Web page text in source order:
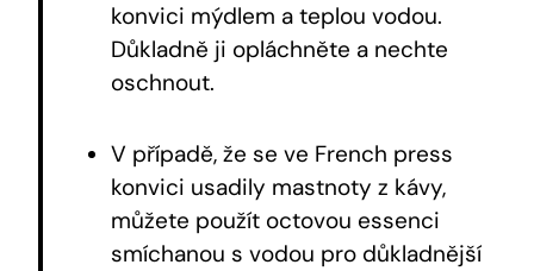
konvici mýdlem a teplou vodou.
Důkladně ji opláchněte a nechte
oschnout.
V případě, že se ve French press
konvici usadily mastnoty z kávy,
můžete použít octovou essenci
smíchanou s vodou pro důkladnější